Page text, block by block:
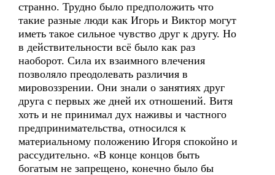
странно. Трудно было предположить что
такие разные люди как Игорь и Виктор могут
иметь такое сильное чувство друг к другу. Но
в действительности всё было как раз
наоборот. Сила их взаимного влечения
позволяло преодолевать различия в
мировоззрении. Они знали о занятиях друг
друга с первых же дней их отношений. Витя
хоть и не принимал дух наживы и частного
предпринимательства, относился к
материальному положению Игоря спокойно и
рассудительно. «В конце концов быть
богатым не запрещено, конечно было бы